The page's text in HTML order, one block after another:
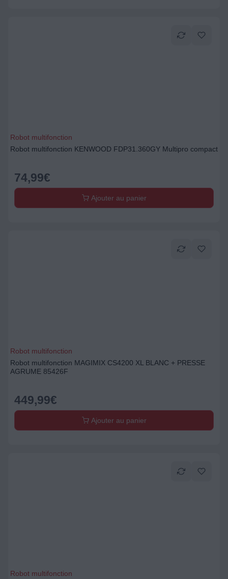
Robot multifonction
Robot multifonction KENWOOD FDP31.360GY Multipro compact
74,99€
Ajouter au panier
Robot multifonction
Robot multifonction MAGIMIX CS4200 XL BLANC + PRESSE
AGRUME 85426F
449,99€
Ajouter au panier
Robot multifonction